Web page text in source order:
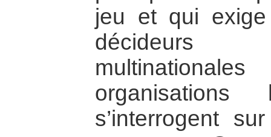
jeu et qui
décideurs
organisations
s’interrogent